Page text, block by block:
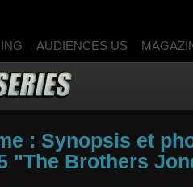
AUDIENCES US
: Synopsis et
"The Brothers